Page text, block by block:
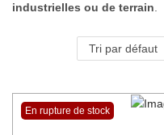
industrielles ou de terrain
En rupture de stock